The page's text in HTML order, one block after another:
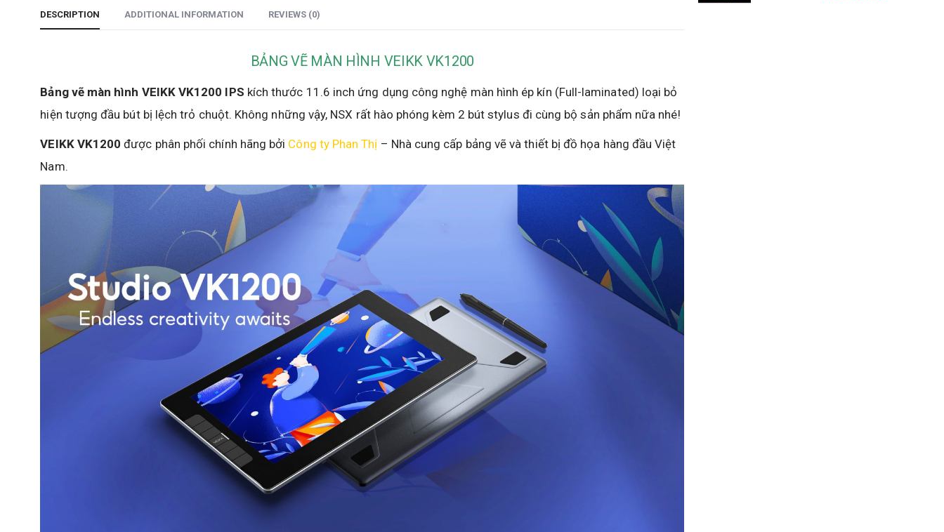
DESCRIPTION ADDITIONAL INFORMATION REVIEWS (0)
BẢNG VẼ MÀN HÌNH VEIKK VK1200
Bảng vẽ màn hình VEIKK VK1200 IPS kích thước 11.6 inch ứng dụng công nghệ màn hình ép kín (Full-laminated) loại bỏ
hiện tượng đầu bút bị lệch trỏ chuột. Không những vậy, NSX rất hào phóng kèm 2 bút stylus đi cùng bộ sản phẩm nữa nhé!
VEIKK VK1200 được phân phối chính hãng bởi Công ty Phan Thị – Nhà cung cấp bảng vẽ và thiết bị đồ họa hàng đầu Việt
Nam.